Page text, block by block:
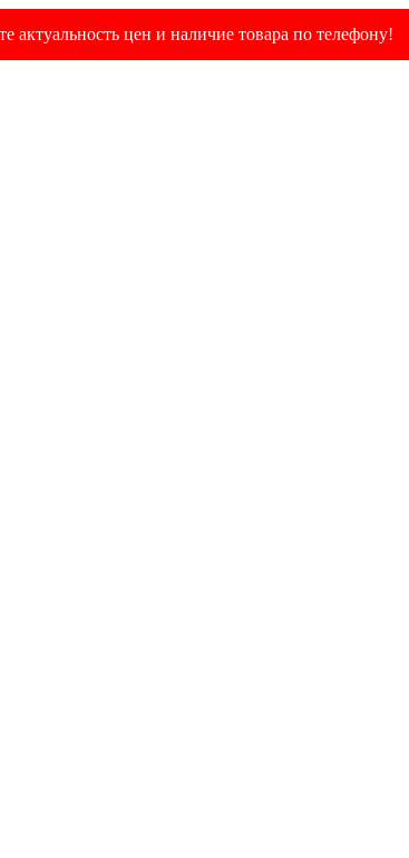
актуальность цен и наличие товара по телефону!